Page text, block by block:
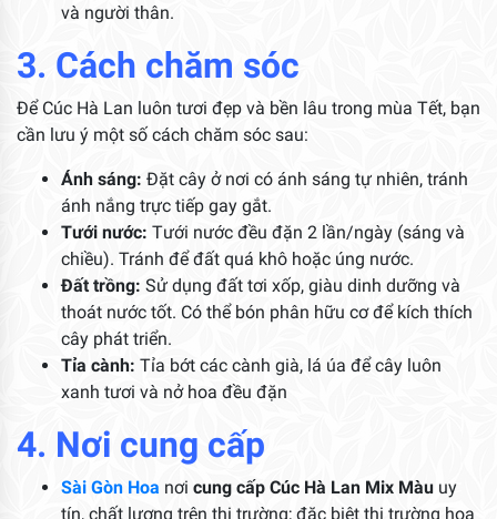
và người thân.
3. Cách chăm sóc
Để Cúc Hà Lan luôn tươi đẹp và bền lâu trong mùa Tết, bạn
cần lưu ý một số cách chăm sóc sau:
Ánh sáng: Đặt cây ở nơi có ánh sáng tự nhiên, tránh
ánh nắng trực tiếp gay gắt.
Tưới nước: Tưới nước đều đặn 2 lần/ngày (sáng và
chiều). Tránh để đất quá khô hoặc úng nước.
Đất trồng: Sử dụng đất tơi xốp, giàu dinh dưỡng và
thoát nước tốt. Có thể bón phân hữu cơ để kích thích
cây phát triển.
Tỉa cành: Tỉa bớt các cành già, lá úa để cây luôn
xanh tươi và nở hoa đều đặn
4. Nơi cung cấp
Sài Gòn Hoa nơi cung cấp Cúc Hà Lan Mix Màu uy
tín, chất lượng trên thị trường; đặc biệt thị trường hoa